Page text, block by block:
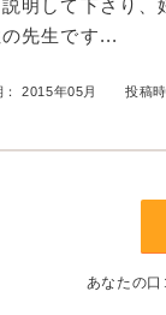
明して下さり、
先生です...
： 2015年05月 投稿
あなたの口